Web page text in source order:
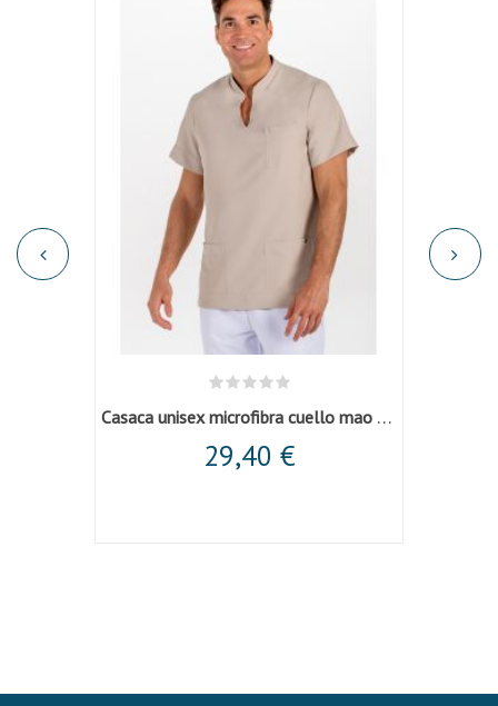
Casaca unisex microfibra cuello mao beige
29,40 €